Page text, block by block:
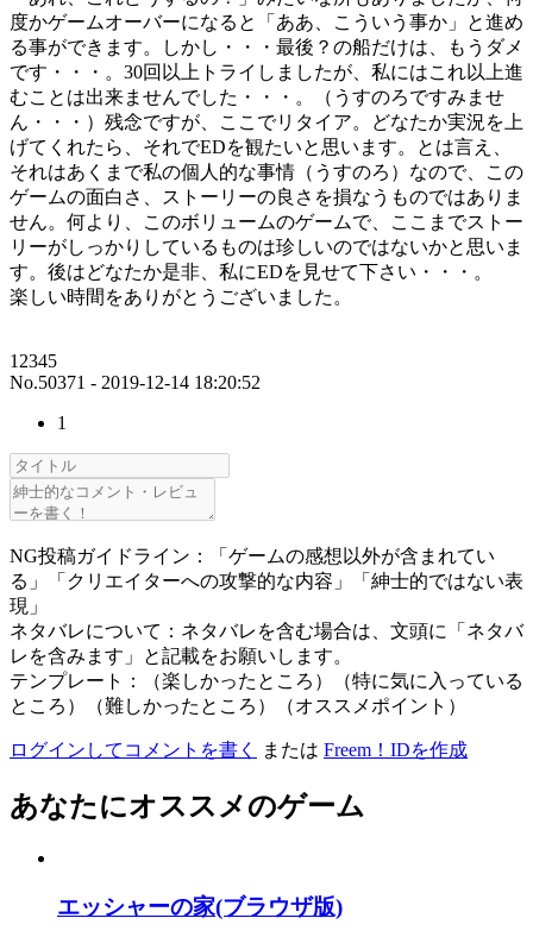
度かゲームオーバーになると「ああ、こういう事か」と進め
る事ができます。しかし・・・最後？の船だけは、もうダメ
です・・・。30回以上トライしましたが、私にはこれ以上進
むことは出来ませんでした・・・。（うすのろですみませ
ん・・・）残念ですが、ここでリタイア。どなたか実況を上
げてくれたら、それでEDを観たいと思います。とは言え、
それはあくまで私の個人的な事情（うすのろ）なので、この
ゲームの面白さ、ストーリーの良さを損なうものではありま
せん。何より、このボリュームのゲームで、ここまでストー
リーがしっかりしているものは珍しいのではないかと思いま
す。後はどなたか是非、私にEDを見せて下さい・・・。
楽しい時間をありがとうございました。
12345
No.50371 - 2019-12-14 18:20:52
1
NG投稿ガイドライン：「ゲームの感想以外が含まれてい
る」「クリエイターへの攻撃的な内容」「紳士的ではない表
現」
ネタバレについて：ネタバレを含む場合は、文頭に「ネタバ
レを含みます」と記載をお願いします。
テンプレート：（楽しかったところ）（特に気に入っている
ところ）（難しかったところ）（オススメポイント）
ログインしてコメントを書く または Freem！IDを作成
あなたにオススメのゲーム
エッシャーの家(ブラウザ版)